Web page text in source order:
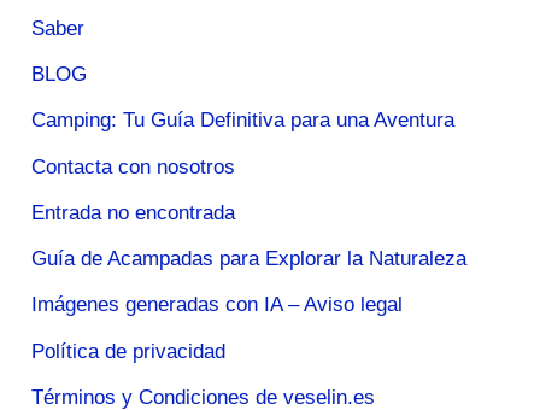
Saber
BLOG
Camping: Tu Guía Definitiva para una Aventura
Contacta con nosotros
Entrada no encontrada
Guía de Acampadas para Explorar la Naturaleza
Imágenes generadas con IA – Aviso legal
Política de privacidad
Términos y Condiciones de veselin.es